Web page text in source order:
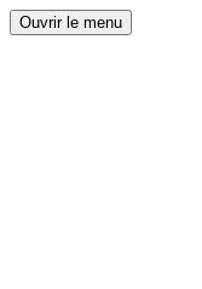
Ouvrir le menu